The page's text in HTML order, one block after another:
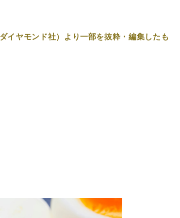
ダイヤモンド社）より一部を抜粋・編集したも